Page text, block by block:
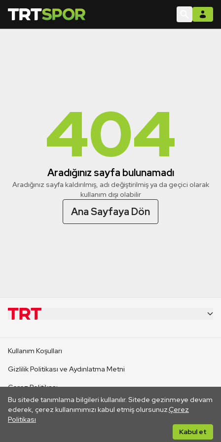
404
Aradığınız sayfa bulunamadı
Aradığınız sayfa kaldırılmış, adı değiştirilmiş ya da geçici olarak
kullanım dışı olabilir
Ana Sayfaya Dön
Bu sitede tanımlama bilgileri kullanılır. Sitede gezinmeye devam
ederek, çerez kullanımımızı kabul etmiş olursunuz.Çerez
Politikası
Kabul et
CANLI YAYINLAR
Kullanım Koşulları
Gizlilik Politikası ve Aydınlatma Metni
Çerez Politikası
İletişim
Her hakkı saklıdır. ©2026 TRT. Bağlantı yoluyla gidilen dış